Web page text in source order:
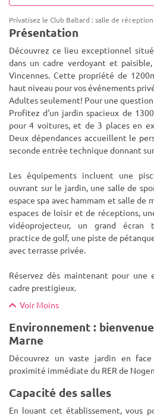
Privatisez le Club Baltard : salle de
Présentation
Découvrez ce lieu exceptionnel
dans un cadre verdoyant et
Vincennes. Cette propriété de
haut niveau pour vos événements
Adultes seulement! Pour une
Profitez d'un jardin spacieux de
pour 4 voitures, et de 3 places en
Deux dépendances accueillent le
seconde entrée technique donnant
Les équipements incluent une
ouvrant sur le jardin, une salle de
espace spa avec hammam et salle de
espaces de loisir et de réceptions,
vidéoprojecteur, un grand écran
practice de golf, une piste de
avec terrasse privée.
Réservez dès maintenant pour une
cadre prestigieux.
Voir Moins
Environnement :
Marne
Découvrez un vaste jardin en
proximité immédiate du RER de
Capacité des salles
En louant cet établissement, vous